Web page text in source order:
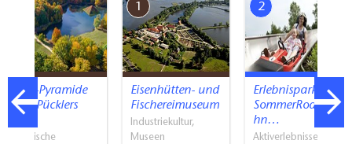
Grab-Pyramide
Fürst Pücklers
Historische
1
Eisenhütten- und
Fischereimuseum
Industriekultur,
Museen
2
Erlebnispark und
SommerRodelBa
hn…
Aktiverlebnisse,